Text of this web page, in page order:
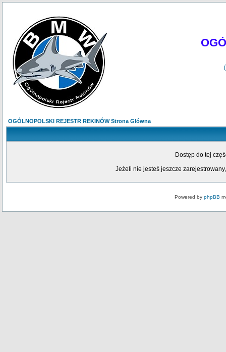
OGÓLNOPOLSKI REJESTR REKINÓW Strona Główna
Dostęp do tej
Jeżeli nie jesteś jeszcze
Powered by phpBB